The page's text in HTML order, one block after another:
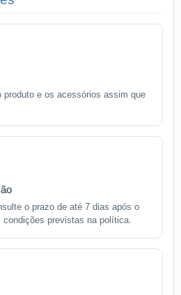
produto e os acessórios assim que
o prazo de até 7 dias após o
condições previstas na política.